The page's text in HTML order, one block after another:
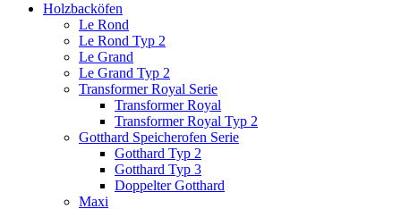
Holzbacköfen
Le Rond
Le Rond Typ 2
Le Grand
Le Grand Typ 2
Transformer Royal Serie
Transformer Royal
Transformer Royal Typ 2
Gotthard Speicherofen Serie
Gotthard Typ 2
Gotthard Typ 3
Doppelter Gotthard
Maxi